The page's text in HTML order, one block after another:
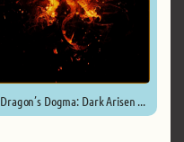
Dragon’s Dogma: Dark Arisen ...